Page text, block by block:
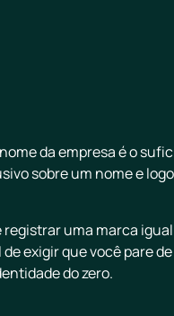
da empresa é o
sobre um nome e
uma marca
exigir que você pare
do zero.